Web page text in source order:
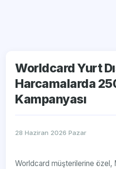
Worldcard Yurt
Harcamalarda
Kampanyası
28 Haziran 2026 Pazar
Worldcard müşterilerine özel,